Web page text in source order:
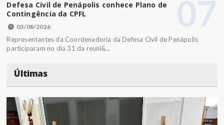
07
Defesa Civil de Penápolis conhece Plano de
Contingência da CPFL
03/08/2026
Representantes da Coordenadoria da Defesa Civil de Penápolis
participaram no dia 31 da reuni&...
Últimas